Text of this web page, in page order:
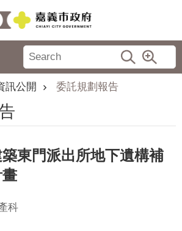
訊公開 委託規劃報告
東門派出所地下遺構補
科